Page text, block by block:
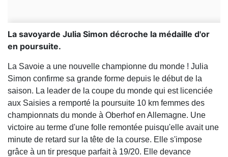
La savoyarde Julia Simon décroche la médaille d'or
en poursuite.
La Savoie a une nouvelle championne du monde ! Julia
Simon confirme sa grande forme depuis le début de la
saison. La leader de la coupe du monde qui est licenciée
aux Saisies a remporté la poursuite 10 km femmes des
championnats du monde à Oberhof en Allemagne. Une
victoire au terme d'une folle remontée puisqu'elle avait une
minute de retard sur la tête de la course. Elle s'impose
grâce à un tir presque parfait à 19/20. Elle devance